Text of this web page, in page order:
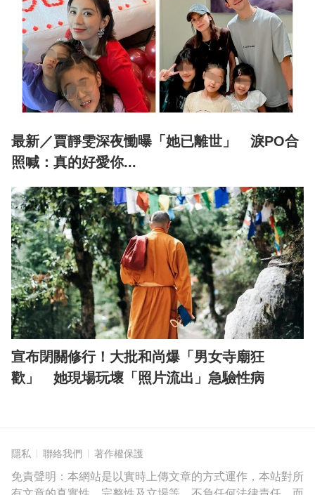
最新／賈靜雯深夜慟曝「她已離世」 淚PO合
照喊：真的好愛你...
宣布閉關修行！大批和尚爆「男女寺廟狂
歡」 她現場玩壞「照片流出」急驗性病
隱私 聯絡我們 著作權保護
免責聲明：本網站是以實時上傳文章的方式運作，本站對所